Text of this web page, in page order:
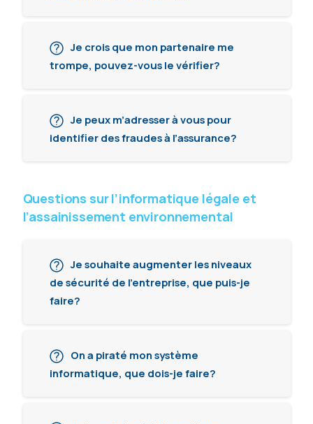
Je crois que mon partenaire me
trompe, pouvez-vous le vérifier?
Je peux m’adresser à vous pour
identifier des fraudes à l’assurance?
Questions sur l’informatique légale et
l’assainissement environnemental
Je souhaite augmenter les niveaux
de sécurité de l’entreprise, que puis-je
faire?
On a piraté mon système
informatique, que dois-je faire?